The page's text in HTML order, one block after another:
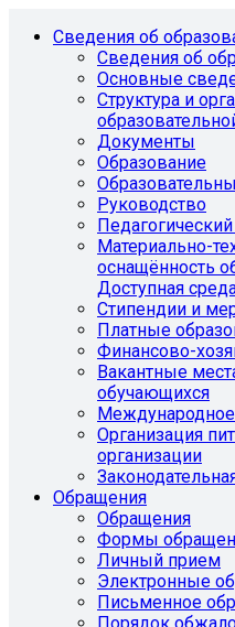
Сведения об
Сведения об
Основные
Структура и
Документы
Образование
Руководство
Педагогический
Материально-
оснащённость
Доступная
Стипендии и
Платные
Финансово-
Вакантные
обучающихся
Международное
Организация
организации
Обращения
Обращения
Формы
Личный прием
Электронные
Письменное